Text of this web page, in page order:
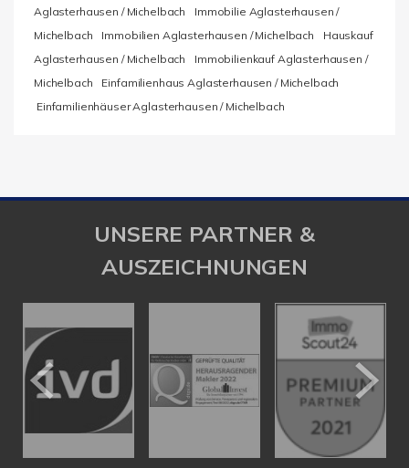
Aglasterhausen / Michelbach
Immobilie Aglasterhausen /
Michelbach
Immobilien Aglasterhausen / Michelbach
Hauskauf
Aglasterhausen / Michelbach
Immobilienkauf Aglasterhausen /
Michelbach
Einfamilienhaus Aglasterhausen / Michelbach
Einfamilienhäuser Aglasterhausen / Michelbach
UNSERE PARTNER &
AUSZEICHNUNGEN